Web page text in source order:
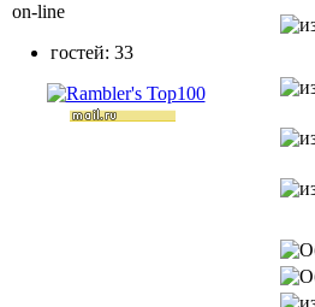
on-line
гостей: 33